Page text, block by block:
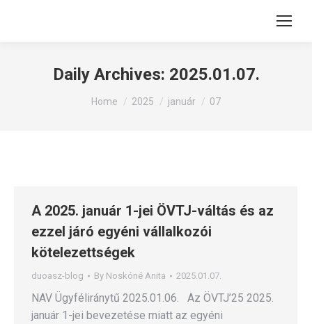
Daily Archives: 2025.01.07.
You are here:
Home 2025 január 07
A 2025. január 1-jei ÖVTJ-váltás és az
ezzel járó egyéni vállalkozói
kötelezettségek
duoasz-blog By Noskóné Anita 2025.01.07.
NAV Ügyféliránytű 2025.01.06. Az ÖVTJ’25 2025.
január 1-jei bevezetése miatt az egyéni